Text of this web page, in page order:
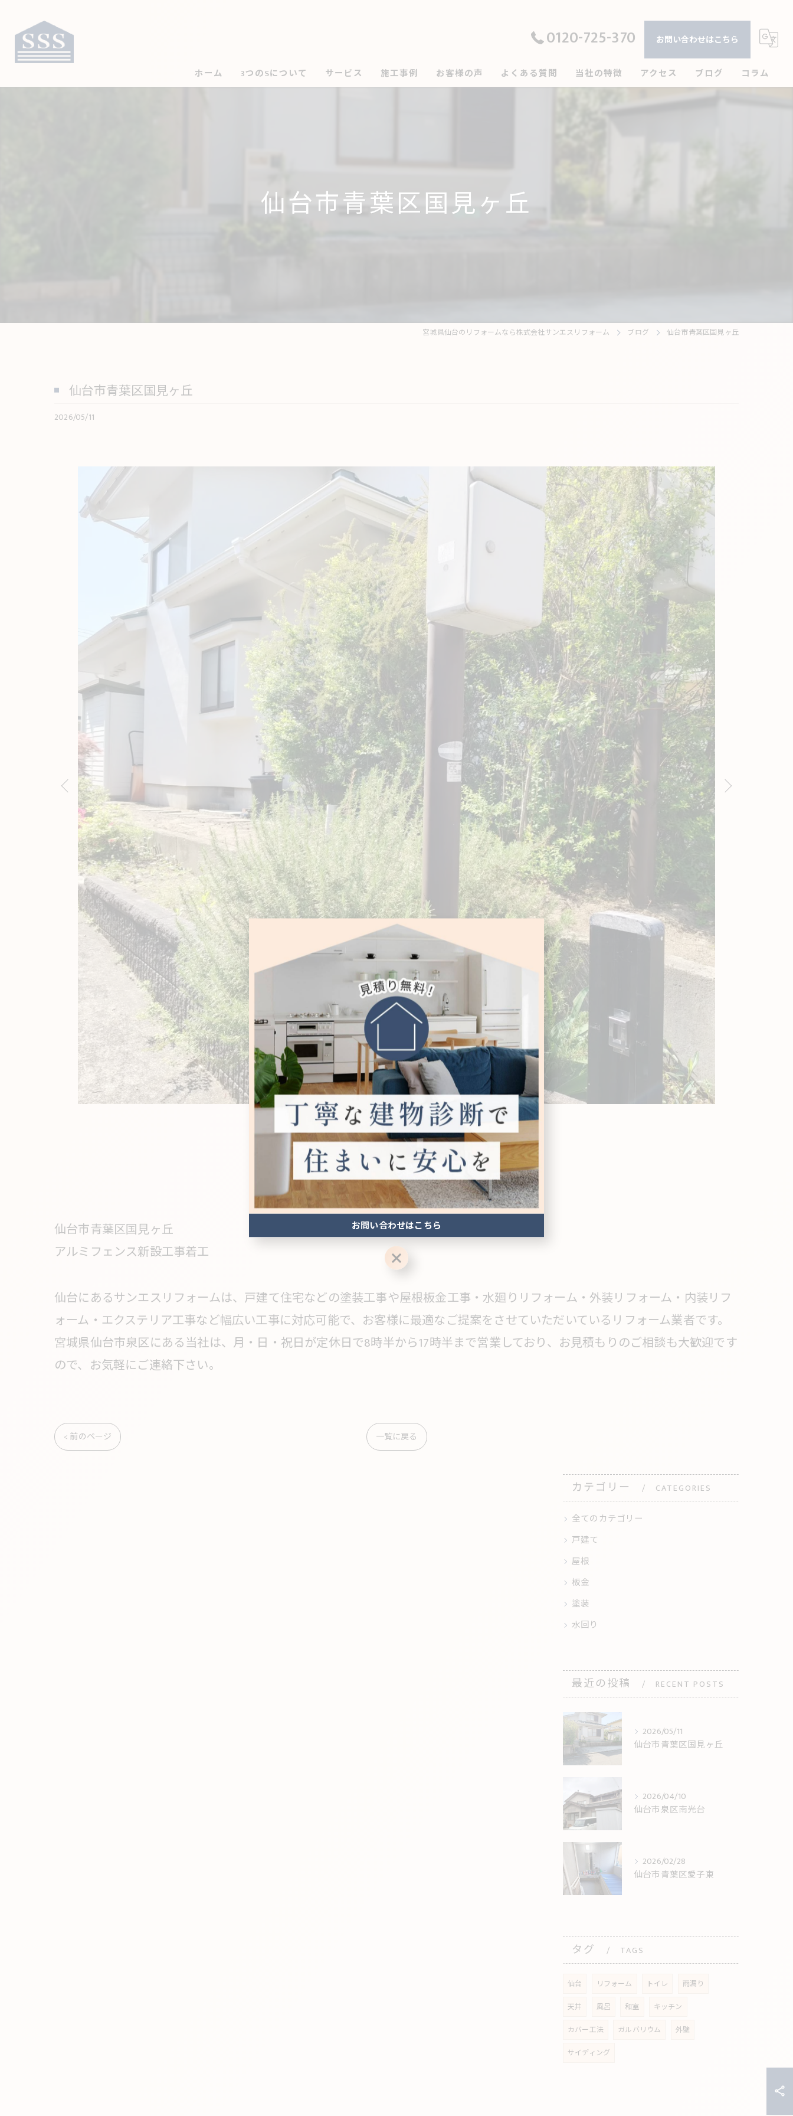
0120-725-370 お問い合わせはこちら
ホーム 3つのSについて サービス 施工事例 お客様の声 よくある質問 当社の特徴 アクセス ブログ コラム
仙台市青葉区国見ヶ丘
宮城県仙台のリフォームなら株式会社サンエスリフォーム ブログ 仙台市青葉区国見ヶ丘
仙台市青葉区国見ヶ丘
2026/05/11
仙台市青葉区国見ヶ丘
アルミフェンス新設工事着工
仙台にあるサンエスリフォームは、戸建て住宅などの塗装工事や屋根板金工事・水廻りリフォーム・外装リフォーム・内装リフ
ォーム・エクステリア工事など幅広い工事に対応可能で、お客様に最適なご提案をさせていただいているリフォーム業者です。
宮城県仙台市泉区にある当社は、月・日・祝日が定休日で8時半から17時半まで営業しており、お見積もりのご相談も大歓迎です
ので、お気軽にご連絡下さい。
< 前のページ 一覧に戻る
カテゴリー CATEGORIES
全てのカテゴリー
戸建て
屋根
板金
塗装
水回り
最近の投稿 RECENT POSTS
2026/05/11
仙台市青葉区国見ヶ丘
2026/04/10
仙台市泉区南光台
2026/02/28
仙台市青葉区愛子東
タグ TAGS
仙台 リフォーム トイレ
雨漏り
天井
風呂 和室
キッチン
カバー工法
ガルバリウム
外壁
サイディング
お問い合わせはこちら
お問い合わせはこちら